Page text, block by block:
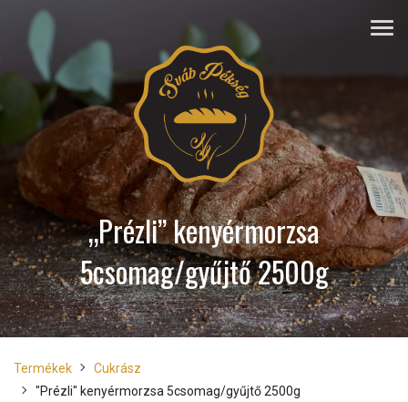
„Prézli” kenyérmorzsa
5csomag/gyűjtő 2500g
Termékek
Cukrász
"Prézli" kenyérmorzsa 5csomag/gyűjtő 2500g